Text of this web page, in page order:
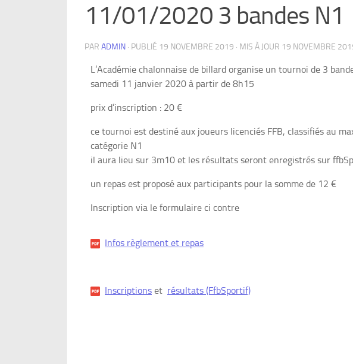
11/01/2020 3 bandes N1
PAR ADMIN · PUBLIÉ 19 NOVEMBRE 2019 · MIS À JOUR 19 NOVEMBRE
L’Académie chalonnaise de billard organise un tournoi de 3
samedi 11 janvier 2020 à partir de 8h15
prix d’inscription : 20 €
ce tournoi est destiné aux joueurs licenciés FFB, classifiés au
catégorie N1
il aura lieu sur 3m10 et les résultats seront enregistrés sur
un repas est proposé aux participants pour la somme de 12 €
Inscription via le formulaire ci contre
Infos règlement et repas
Inscriptions et résultats (FfbSportif)